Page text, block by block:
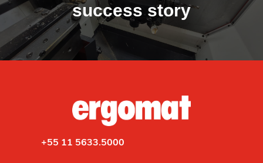
success story
+55 11 5633.5000